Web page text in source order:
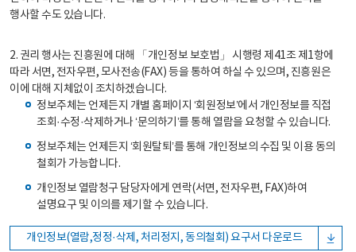
행사할 수도 있습니다.
2. 권리 행사는 진흥원에 대해 「개인정보 보호법」 시행령 제41조 제1항에
따라 서면, 전자우편, 모사전송(FAX) 등을 통하여 하실 수 있으며, 진흥원은
이에 대해 지체없이 조치하겠습니다.
정보주체는 언제든지 개별 홈페이지 ‘회원정보’에서 개인정보를 직접
조회·수정·삭제하거나 ‘문의하기’를 통해 열람을 요청할 수 있습니다.
정보주체는 언제든지 ‘회원탈퇴’를 통해 개인정보의 수집 및 이용 동의
철회가 가능합니다.
개인정보 열람청구 담당자에게 연락(서면, 전자우편, FAX)하여
설명요구 및 이의를 제기할 수 있습니다.
개인정보(열람,정정·삭제, 처리정지, 동의철회) 요구서 다운로드